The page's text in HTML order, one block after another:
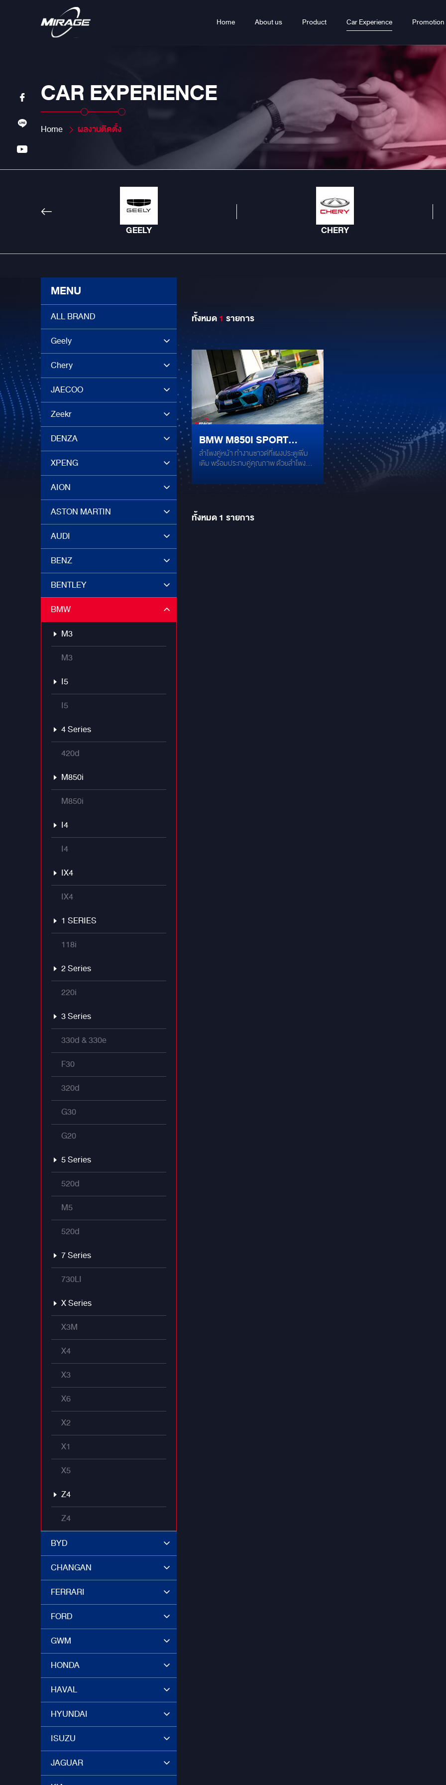
Home About us Product Car Experience Promotion
CAR EXPERIENCE
Home ผลงานติดตั้ง
GEELY CHERY
MENU
ALL BRAND
Geely
Chery
JAECOO
Zeekr
DENZA
XPENG
AION
ASTON MARTIN
AUDI
BENZ
BENTLEY
BMW
M3
M3
I5
I5
4 Series
420d
M850i
M850i
I4
I4
IX4
IX4
1 SERIES
118i
2 Series
220i
3 Series
330d & 330e
F30
320d
G30
G20
5 Series
520d
M5
520d
7 Series
730LI
X Series
X3M
X4
X3
X6
X2
X1
X5
Z4
Z4
BYD
CHANGAN
FERRARI
FORD
GWM
HONDA
HAVAL
HYUNDAI
ISUZU
JAGUAR
ทั้งหมด1 รายการ
BMW M850I SPORT
COUPE : SOUND
สปอร์ต ครบทุกจุดงานดีไซน์
เต็มทั้ง SQ และ SQL
ลำโพงคู่หน้า ทำงานซาวด์ที่แผงประตูเพิ่ม
เติม พร้อมประกบคู่คุณภาพ ด้วยลำโพง
165 และทวิตเตอร์ GROUNDZERO :
กับ GROUNDZERO : GZPM 80 SQ-C
ลำโพงคู่หลัง & Surround ด้านหลัง ติดตั้ง
ทั้งหมด1 รายการ